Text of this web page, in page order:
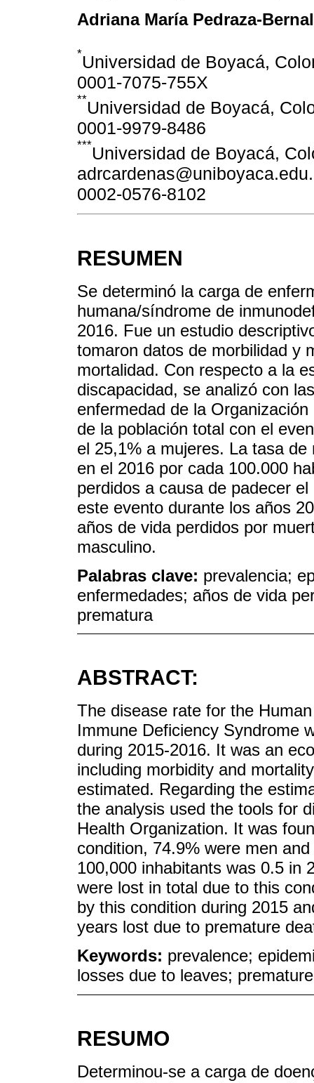
Adriana María Pedraza-Bernal
*Universidad de Boyacá,
0001-7075-755X
**Universidad de Boyacá,
0001-9979-8486
***Universidad de Boyacá,
0002-0576-8102
RESUMEN
Se determinó la carga de
humana/síndrome de
2016. Fue un estudio
tomaron datos de morbilidad y
mortalidad. Con respecto a la
discapacidad, se analizó con
enfermedad de la
de la población total con el
el 25,1% a mujeres. La tasa
en el 2016 por cada 100.000
perdidos a causa de padecer
este evento durante los años
años de vida perdidos por
masculino.
Palabras clave: prevalencia;
enfermedades; años de vida
prematura
ABSTRACT:
The disease rate for the
Immune Deficiency Syndrome
during 2015-2016. It was an
including morbidity and
estimated. Regarding the
the analysis used the tools for
Health Organization. It was
condition, 74.9% were men
100,000 inhabitants was 0.5 in
were lost in total due to this
by this condition during 2015
years lost due to premature
Keywords: prevalence;
losses due to leaves;
RESUMO
Determinou-se a carga de